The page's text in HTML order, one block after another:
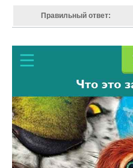
Правильный ответ: